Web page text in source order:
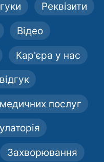
Реквізити
Відео
Кар'єра у нас
послуг
Захворювання